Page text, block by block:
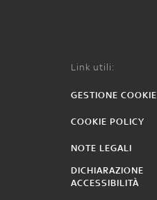
Link utili:
GESTIONE COOKIE
COOKIE POLICY
NOTE LEGALI
DICHIARAZIONE
ACCESSIBILITÀ